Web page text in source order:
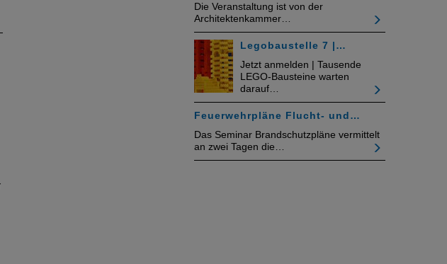
Die Veranstaltung ist von der
Architektenkammer…
Legobaustelle 7 |…
Jetzt anmelden | Tausende
LEGO-Bausteine warten
darauf…
Feuerwehrpläne Flucht- und…
Das Seminar Brandschutzpläne vermittelt
an zwei Tagen die…